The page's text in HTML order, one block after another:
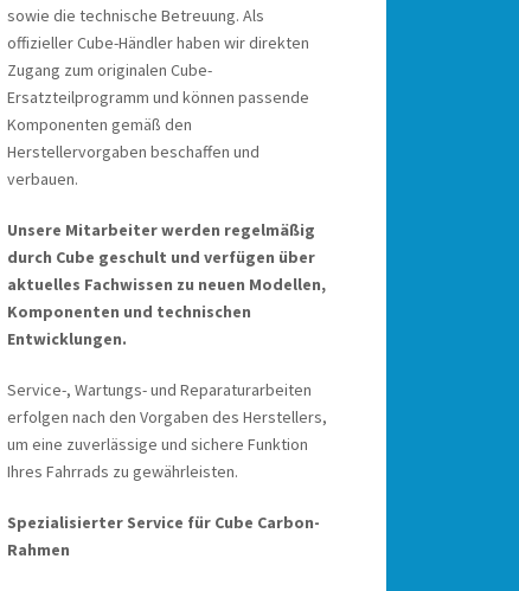
sowie die technische Betreuung. Als
offizieller Cube-Händler haben wir direkten
Zugang zum originalen Cube-
Ersatzteilprogramm und können passende
Komponenten gemäß den
Herstellervorgaben beschaffen und
verbauen.
Unsere Mitarbeiter werden regelmäßig
durch Cube geschult und verfügen über
aktuelles Fachwissen zu neuen Modellen,
Komponenten und technischen
Entwicklungen.
Service-, Wartungs- und Reparaturarbeiten
erfolgen nach den Vorgaben des Herstellers,
um eine zuverlässige und sichere Funktion
Ihres Fahrrads zu gewährleisten.
Spezialisierter Service für Cube Carbon-
Rahmen